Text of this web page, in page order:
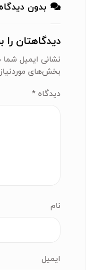
بدون دیدگاه
دیدگاهتان را
نشانی ایمیل
بخش‌های
دیدگاه*
نام
ایمیل